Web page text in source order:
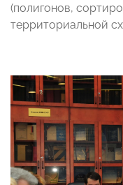
(полигонов,
территориальной